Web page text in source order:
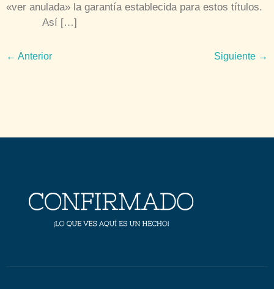
«ver anulada» la garantía establecida para estos títulos.
Así […]
← Anterior Siguiente →